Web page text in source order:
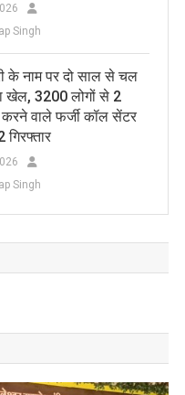
Singh
के नाम पर दो साल से चल
खेल, 3200 लोगों से 2
वाले फर्जी कॉल सेंटर
Singh